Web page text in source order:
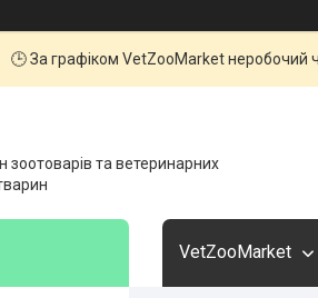
🕒 За графіком VetZooMarket неробочий
зоотоварів та ветеринарних
VetZooMarket